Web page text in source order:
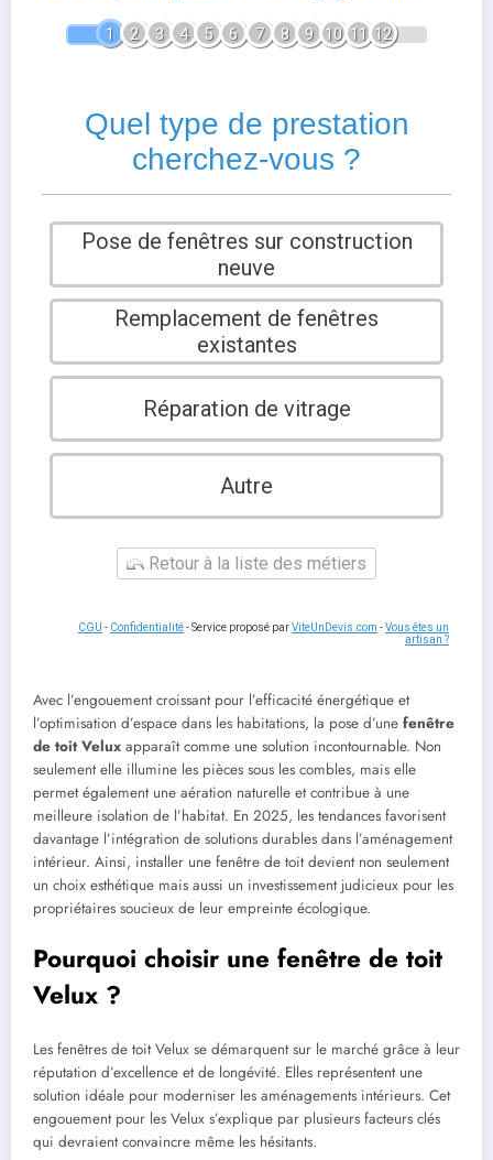
1 2 3 4 5 6 7 8 9 10 11 12
Quel type de prestation
cherchez-vous ?
Pose de fenêtres sur construction
neuve
Remplacement de fenêtres
existantes
Réparation de vitrage
Autre
Retour à la liste des métiers
CGU - Confidentialité- Service proposé parViteUnDevis.com -Vous êtes un
artisan ?
Avec l’engouement croissant pour l’efficacité énergétique et
l’optimisation d’espace dans les habitations, la pose d’une fenêtre
de toit Velux apparaît comme une solution incontournable. Non
seulement elle illumine les pièces sous les combles, mais elle
permet également une aération naturelle et contribue à une
meilleure isolation de l’habitat. En 2025, les tendances favorisent
davantage l’intégration de solutions durables dans l’aménagement
intérieur. Ainsi, installer une fenêtre de toit devient non seulement
un choix esthétique mais aussi un investissement judicieux pour les
propriétaires soucieux de leur empreinte écologique.
Pourquoi choisir une fenêtre de toit
Velux ?
Les fenêtres de toit Velux se démarquent sur le marché grâce à leur
réputation d’excellence et de longévité. Elles représentent une
solution idéale pour moderniser les aménagements intérieurs. Cet
engouement pour les Velux s’explique par plusieurs facteurs clés
qui devraient convaincre même les hésitants.